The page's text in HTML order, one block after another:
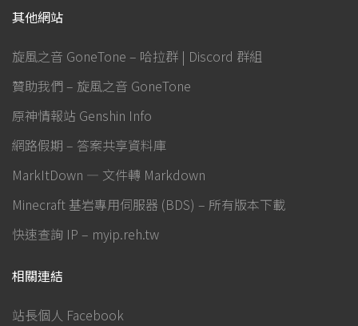
其他網站
旋風之音 GoneTone – 哈拉群 | Discord 群組
贊助我們 – 旋風之音 GoneTone
原神情報站 Genshin Info
網路假期 – 答案共享資料庫
MarkItDown — 文件轉 Markdown
Minecraft 基岩專用伺服器 (BDS) – 所有版本下載
快速查詢 IP – myip.reh.tw
相關連結
站長個人 Facebook